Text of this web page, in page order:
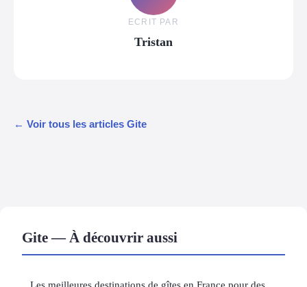
ECRIT PAR
Tristan
← Voir tous les articles Gite
Gite — À découvrir aussi
Les meilleures destinations de gîtes en France pour des